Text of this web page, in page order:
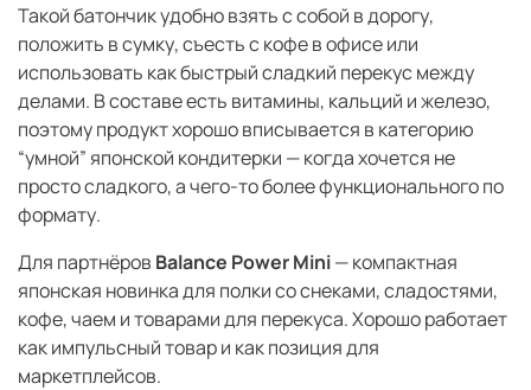
Такой батончик удобно взять с собой в дорогу,
положить в сумку, съесть с кофе в офисе или
использовать как быстрый сладкий перекус между
делами. В составе есть витамины, кальций и железо,
поэтому продукт хорошо вписывается в категорию
“умной” японской кондитерки — когда хочется не
просто сладкого, а чего-то более функционального по
формату.
Для партнёров Balance Power Mini— компактная
японская новинка для полки со снеками, сладостями,
кофе, чаем и товарами для перекуса. Хорошо работает
как импульсный товар и как позиция для
маркетплейсов.